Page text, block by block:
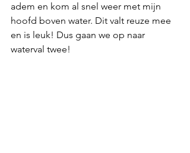
adem en kom al snel weer met mijn
hoofd boven water. Dit valt reuze mee
en is leuk! Dus gaan we op naar
waterval twee!